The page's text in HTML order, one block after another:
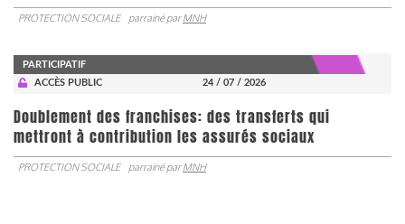
PROTECTION SOCIALE parrainé parMNH
PARTICIPATIF
ACCÈS PUBLIC
24 / 07 / 2026
Doublement des franchises: des transferts qui
mettront à contribution les assurés sociaux
PROTECTION SOCIALE parrainé parMNH